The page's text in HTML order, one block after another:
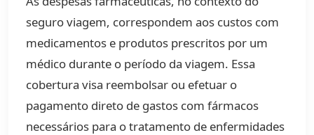
seguro viagem, correspondem aos custos com
medicamentos e produtos prescritos por um
médico durante o período da viagem. Essa
cobertura visa reembolsar ou efetuar o
pagamento direto de gastos com fármacos
necessários para o tratamento de enfermidades